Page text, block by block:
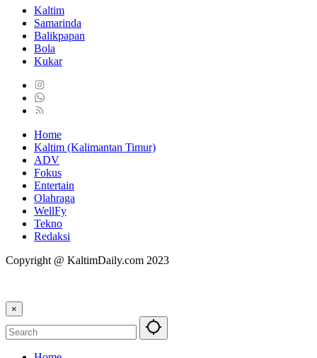
Kaltim
Samarinda
Balikpapan
Bola
Kukar
Home
Kaltim (Kalimantan Timur)
ADV
Fokus
Entertain
Olahraga
WellFy
Tekno
Redaksi
Copyright @ KaltimDaily.com 2023
×